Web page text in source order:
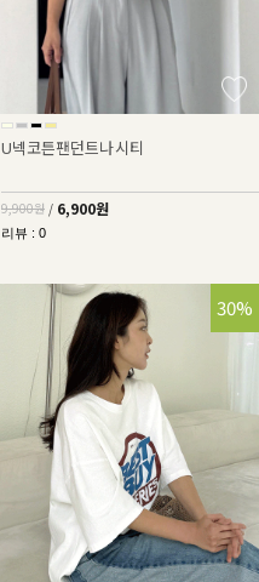
U넥코튼팬던트나시티
9,900원 / 6,900원
리뷰 : 0
30%